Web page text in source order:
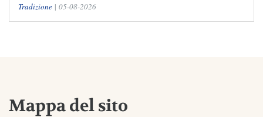
Tradizione | 05-08-2026
Mappa del sito